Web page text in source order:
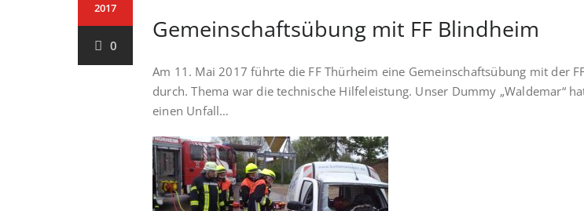
2017
0
Gemeinschaftsübung mit FF Blindheim
Am 11. Mai 2017 führte die FF Thürheim eine Gemeinschaftsübung mit der
durch. Thema war die technische Hilfeleistung. Unser Dummy „Waldemar“
einen Unfall…